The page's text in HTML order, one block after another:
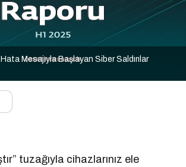
Mesajıyla Başlayan Siber Saldırılar
tuzağıyla cihazlarınız ele